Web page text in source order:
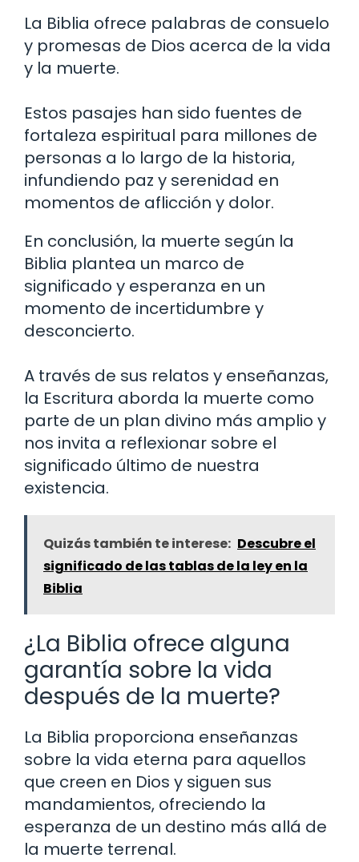
La Biblia ofrece palabras de consuelo
y promesas de Dios acerca de la vida
y la muerte.
Estos pasajes han sido fuentes de
fortaleza espiritual para millones de
personas a lo largo de la historia,
infundiendo paz y serenidad en
momentos de aflicción y dolor.
En conclusión, la muerte según la
Biblia plantea un marco de
significado y esperanza en un
momento de incertidumbre y
desconcierto.
A través de sus relatos y enseñanzas,
la Escritura aborda la muerte como
parte de un plan divino más amplio y
nos invita a reflexionar sobre el
significado último de nuestra
existencia.
Quizás también te interese: Descubre el
significado de las tablas de la ley en la
Biblia
¿La Biblia ofrece alguna
garantía sobre la vida
después de la muerte?
La Biblia proporciona enseñanzas
sobre la vida eterna para aquellos
que creen en Dios y siguen sus
mandamientos, ofreciendo la
esperanza de un destino más allá de
la muerte terrenal.